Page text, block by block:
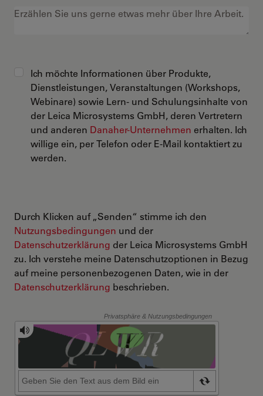
Ich möchte Informationen über Produkte,
Dienstleistungen, Veranstaltungen (Workshops,
Webinare) sowie Lern- und Schulungsinhalte von
der Leica Microsystems GmbH, deren Vertretern
und anderen Danaher-Unternehmen erhalten. Ich
willige ein, per Telefon oder E-Mail kontaktiert zu
werden.
Durch Klicken auf „Senden“ stimme ich den
Nutzungsbedingungen und der
Datenschutzerklärung der Leica Microsystems GmbH
zu. Ich verstehe meine Datenschutzoptionen in Bezug
auf meine personenbezogenen Daten, wie in der
Datenschutzerklärung beschrieben.